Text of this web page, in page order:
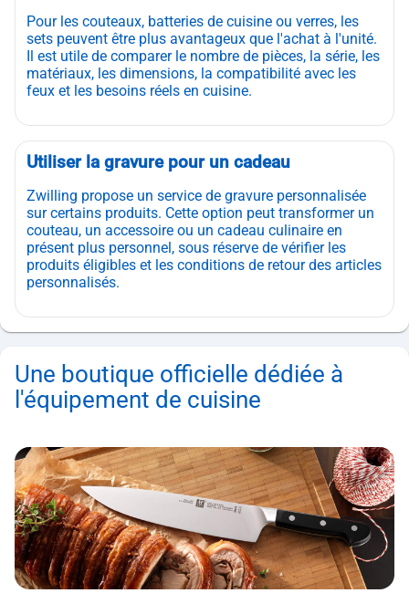
Pour les couteaux, batteries de cuisine ou verres, les
sets peuvent être plus avantageux que l'achat à l'unité.
Il est utile de comparer le nombre de pièces, la série, les
matériaux, les dimensions, la compatibilité avec les
feux et les besoins réels en cuisine.
Utiliser la gravure pour un cadeau
Zwilling propose un service de gravure personnalisée
sur certains produits. Cette option peut transformer un
couteau, un accessoire ou un cadeau culinaire en
présent plus personnel, sous réserve de vérifier les
produits éligibles et les conditions de retour des articles
personnalisés.
Une boutique officielle dédiée à
l'équipement de cuisine